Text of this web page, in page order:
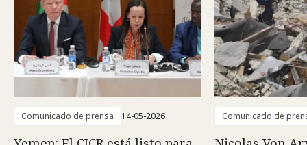
Comunicado de prensa 14-05-2026 Comunicado de